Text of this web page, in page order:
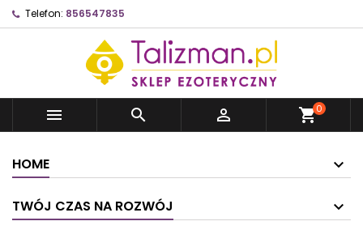
Telefon: 856547835
   shopping_cart0
HOME
TWÓJ CZAS NA ROZWÓJ